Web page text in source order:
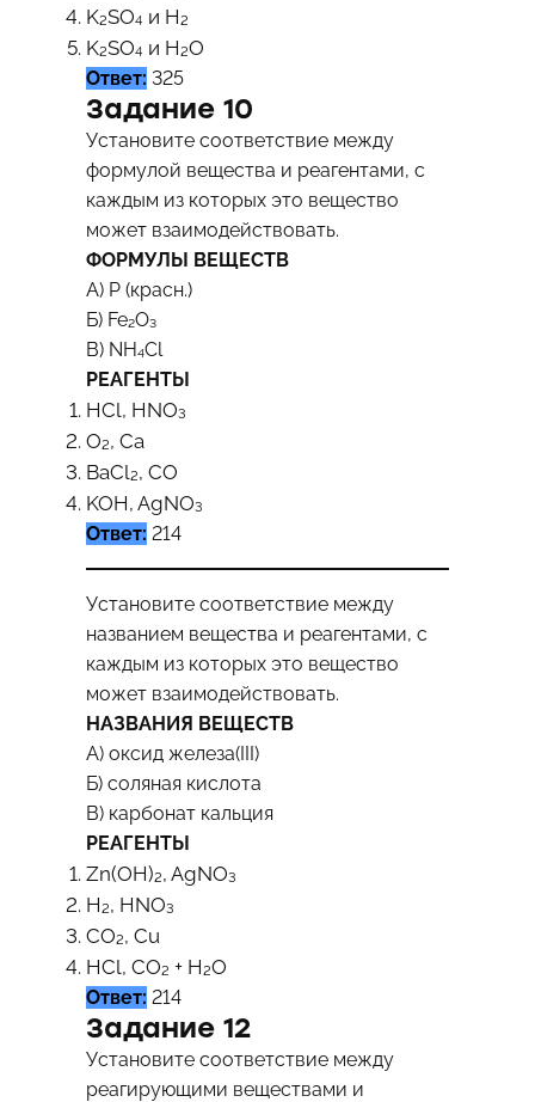
K₂SO₄ и H₂
K₂SO₄ и H₂O
Ответ: 325
Задание 10
Установите соответствие между
формулой вещества и реагентами, с
каждым из которых это вещество
может взаимодействовать.
ФОРМУЛЫ ВЕЩЕСТВ
А) Р (красн.)
Б) Fe₂O₃
В) NH₄Cl
РЕАГЕНТЫ
HCl, HNO₃
O₂, Ca
BaCl₂, CO
KOH, AgNO₃
Ответ: 214
Установите соответствие между
названием вещества и реагентами, с
каждым из которых это вещество
может взаимодействовать.
НАЗВАНИЯ ВЕЩЕСТВ
А) оксид железа(III)
Б) соляная кислота
В) карбонат кальция
РЕАГЕНТЫ
Zn(OH)₂, AgNO₃
H₂, HNO₃
CO₂, Cu
HCl, CO₂ + H₂O
Ответ: 214
Задание 12
Установите соответствие между
реагирующими веществами и